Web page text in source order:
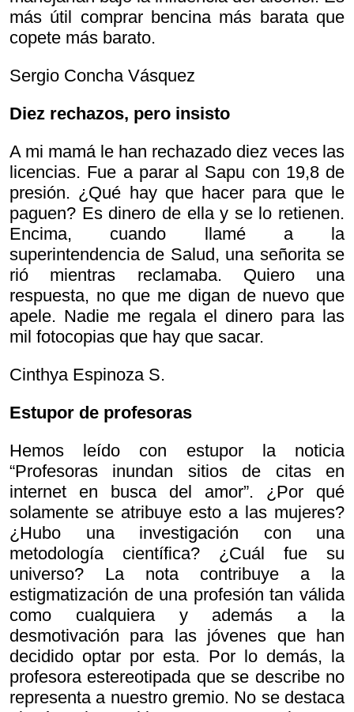
más útil comprar bencina más barata que
copete más barato.
Sergio Concha Vásquez
Diez rechazos, pero insisto
A mi mamá le han rechazado diez veces las
licencias. Fue a parar al Sapu con 19,8 de
presión. ¿Qué hay que hacer para que le
paguen? Es dinero de ella y se lo retienen.
Encima, cuando llamé a la
superintendencia de Salud, una señorita se
rió mientras reclamaba. Quiero una
respuesta, no que me digan de nuevo que
apele. Nadie me regala el dinero para las
mil fotocopias que hay que sacar.
Cinthya Espinoza S.
Estupor de profesoras
Hemos leído con estupor la noticia
“Profesoras inundan sitios de citas en
internet en busca del amor”. ¿Por qué
solamente se atribuye esto a las mujeres?
¿Hubo una investigación con una
metodología científica? ¿Cuál fue su
universo? La nota contribuye a la
estigmatización de una profesión tan válida
como cualquiera y además a la
desmotivación para las jóvenes que han
decidido optar por esta. Por lo demás, la
profesora estereotipada que se describe no
representa a nuestro gremio. No se destaca